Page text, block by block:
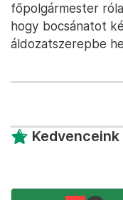
főpolgármester
hogy bocsánatot
áldozatszerepbe
Kedvenceink